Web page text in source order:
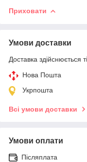
Приховати
Умови доставки
Доставка здійснюється
Нова Пошта
Укрпошта
Всі умови доставки
Умови оплати
Післяплата